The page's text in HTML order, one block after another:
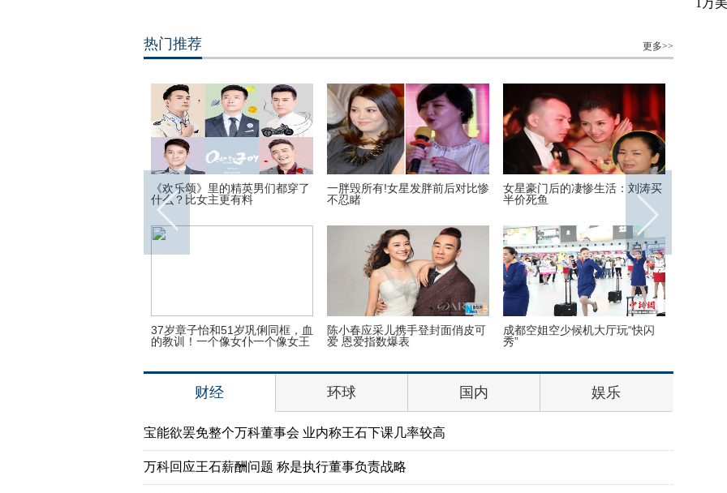
热门推荐 更多>>
《欢乐颂》里的精英男们都穿了
什么？比女主更有料
一胖毁所有!女星发胖前后对比惨
不忍睹
女星豪门后的凄惨生活：刘涛买
半价死鱼
37岁章子怡和51岁巩俐同框，血
的教训！一个像女仆一个像女王
陈小春应采儿携手登封面俏皮可
爱 恩爱指数爆表
成都空姐空少候机大厅玩“快闪
秀”
财经 环球 国内 娱乐
宝能欲罢免整个万科董事会 业内称王石下课几率较高
万科回应王石薪酬问题 称是执行董事负责战略
1万